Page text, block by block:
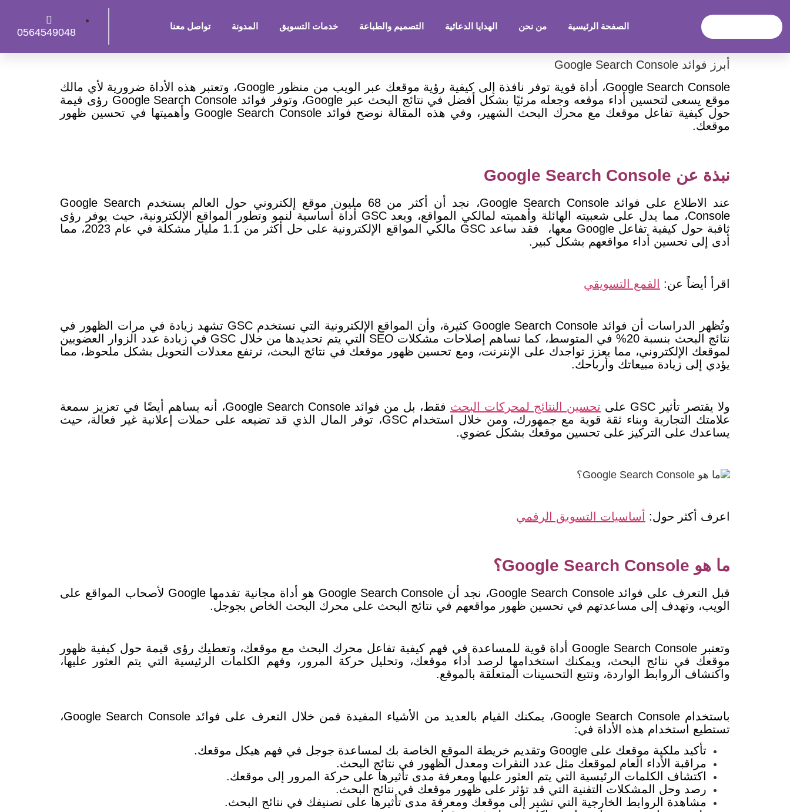
الصفحة الرئيسية من نحن الهدايا الدعائية التصميم والطباعة خدمات التسويق المدونة تواصل معنا
0564549048
أبرز فوائد Google Search Console
Google Search Console، أداة قوية توفر نافذة إلى كيفية رؤية موقعك عبر الويب من منظور Google، وتعتبر هذه الأداة ضرورية لأي مالك
موقع يسعى لتحسين أداء موقعه وجعله مرئيًا بشكل أفضل في نتائج البحث عبر Google، وتوفر فوائد Google Search Console رؤى قيمة
حول كيفية تفاعل موقعك مع محرك البحث الشهير، وفي هذه المقالة نوضح فوائد Google Search Console وأهميتها في تحسين ظهور
موقعك.
نبذة عن Google Search Console
عند الاطلاع على فوائد Google Search Console، نجد أن أكثر من 68 مليون موقع إلكتروني حول العالم يستخدم Google Search
Console، مما يدل على شعبيته الهائلة وأهميته لمالكي المواقع، و
يعد GSC أداة أساسية لنمو وتطور المواقع الإلكترونية، حيث يوفر رؤى
ثاقبة حول كيفية تفاعل Google معها، فقد
ساعد GSC مالكي المواقع الإلكترونية على حل أكثر من 1.1 مليار مشكلة في عام 2023، مما
أدى إلى تحسين أداء مواقعهم بشكل كبير.
اقرأ أيضاً عن: القمع التسويقي
وتُظهر الدراسات أن فوائد Google Search Console كثيرة، وأن المواقع الإلكترونية التي تستخدم GSC تشهد زيادة في مرات الظهور في
نتائج البحث بنسبة 20% في المتوسط، كما
تساهم إصلاحات مشكلات SEO التي يتم تحديدها من خلال GSC في زيادة عدد الزوار العضويين
لموقعك الإلكتروني، مما يعزز تواجدك على الإنترنت، ومع تحسين ظهور موقعك في نتائج البحث، ترتفع معدلات التحويل بشكل ملحوظ، مما
يؤدي إلى زيادة مبيعاتك وأرباحك.
ولا يقتصر تأثير GSC على تحسين النتائج لمحركات البحث
فقط، بل من فوائد Google Search Console، أنه يساهم أيضًا في تعزيز سمعة
علامتك التجارية وبناء ثقة قوية مع جمهورك، و
من خلال استخدام GSC، توفر المال الذي قد تضيعه على حملات إعلانية غير فعالة، حيث
يساعدك على التركيز على تحسين موقعك بشكل عضوي.
اعرف أكثر حول: أساسيات التسويق الرقمي
ما هو Google Search Console؟
قبل التعرف على فوائد Google Search Console، نجد أن Google Search Console هو أداة مجانية تقدمها Google لأصحاب المواقع على
الويب، وتهدف إلى مساعدتهم في تحسين ظهور مواقعهم في نتائج البحث على محرك البحث الخاص بجوجل.
و
تعتبر Google Search Console أداة قوية للمساعدة في فهم كيفية تفاعل محرك البحث مع موقعك، وتعطيك رؤى قيمة حول كيفية ظهور
موقعك في نتائج البحث، ويمكنك استخدامها لرصد أداء موقعك، وتحليل حركة المرور، وفهم الكلمات الرئيسية التي يتم العثور عليها،
واكتشاف الروابط الواردة، وتتبع التحسينات المتعلقة بالموقع.
باستخدام Google Search Console، يمكنك القيام بالعديد من الأشياء المفيدة فمن خلال التعرف على فوائد Google Search Console،
تستطيع استخدام هذه الأداة في:
تأكيد ملكية موقعك على Google وتقديم خريطة الموقع الخاصة بك لمساعدة جوجل في فهم هيكل موقعك.
مراقبة الأداء العام لموقعك مثل عدد النقرات ومعدل الظهور في نتائج البحث.
اكتشاف الكلمات الرئيسية التي يتم العثور عليها ومعرفة مدى تأثيرها على حركة المرور إلى موقعك.
رصد وحل المشكلات التقنية التي قد تؤثر على ظهور موقعك في نتائج البحث.
مشاهدة الروابط الخارجية التي تشير إلى موقعك ومعرفة مدى تأثيرها على تصنيفك في نتائج البحث.